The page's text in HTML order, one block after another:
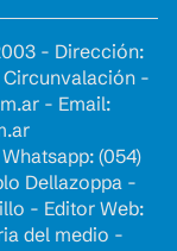
- Dirección:
Circunvalación -
- Email:
Whatsapp: (054)
Dellazoppa -
- Editor Web:
del medio -